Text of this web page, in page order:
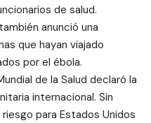
de salud.
anunció una
que hayan viajado
por el ébola.
de la Salud declaró la
internacional. Sin
para Estados Unidos